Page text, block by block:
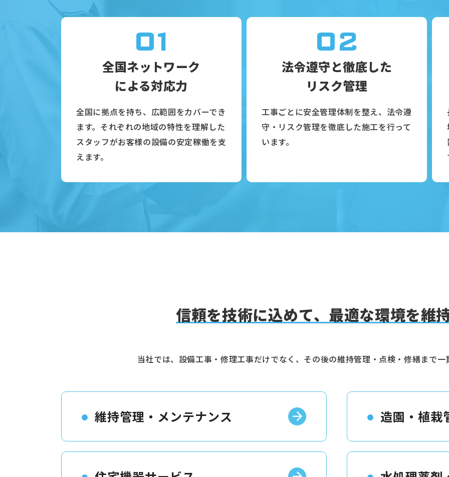
01
全国ネットワーク
による対応力
全国に拠点を持ち、広範囲をカバーでき
ます。それぞれの地域の特性を理解した
スタッフがお客様の設備の安定稼働を支
えます。
02
法令遵守と徹底した
リスク管理
工事ごとに安全管理体制を整え、法令遵
守・リスク管理を徹底した施工を行って
います。
信頼を技術に込めて、最適な環境を維
当社では、設備工事・修理工事だけでなく、その後の維持管理・点検・修繕まで
維持管理・メンテナンス 造園・植栽